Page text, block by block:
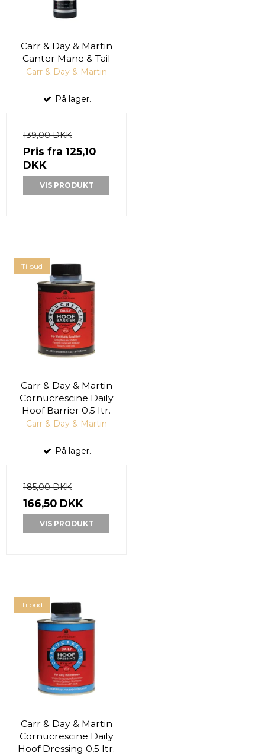
Carr & Day & Martin
Canter Mane & Tail
Carr & Day & Martin
På lager.
139,00 DKK
Pris fra 125,10
DKK
VIS PRODUKT
Tilbud
Carr & Day & Martin
Cornucrescine Daily
Hoof Barrier 0,5 ltr.
Carr & Day & Martin
På lager.
185,00 DKK
166,50 DKK
VIS PRODUKT
Tilbud
Carr & Day & Martin
Cornucrescine Daily
Hoof Dressing 0,5 ltr.